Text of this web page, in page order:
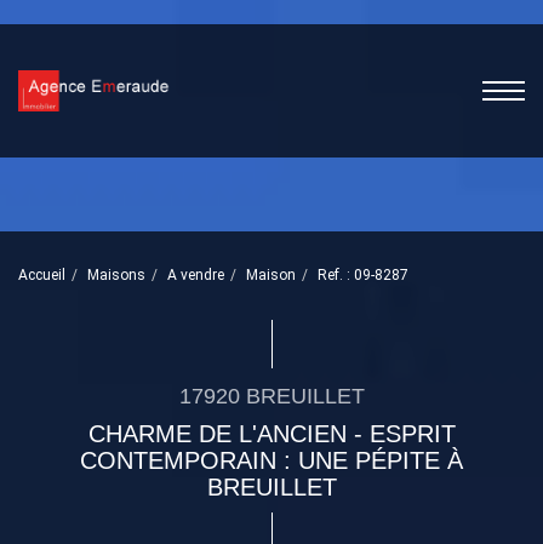
Accueil Maisons A vendre Maison Ref. : 09-8287
17920 BREUILLET
CHARME DE L'ANCIEN - ESPRIT
CONTEMPORAIN : UNE PÉPITE À
BREUILLET